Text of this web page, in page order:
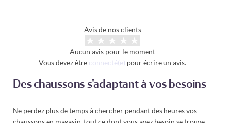
Avis de nos clients
Aucun avis pour le moment
Vous devez être connecté(e) pour écrire un avis.
Des chaussons s'adaptant à vos besoins
Ne perdez plus de temps à chercher pendant des heures vos